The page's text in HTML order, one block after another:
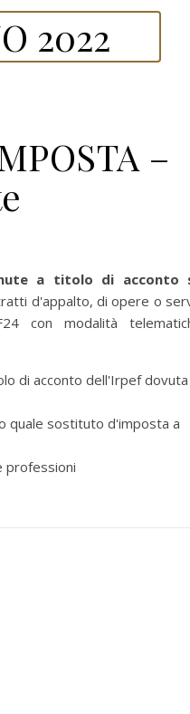
2022
–
a titolo di acconto
d'appalto, di opere o
con modalità
di acconto dell'Irpef dovuta
quale sostituto d'imposta a
professioni